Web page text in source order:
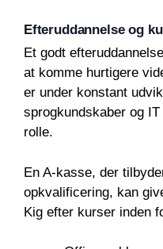
Efteruddannelse og
Et godt
at komme hurtigere
er under konstant
sprogkundskaber og
rolle.
En A-kasse, der
opkvalificering, kan
Kig efter kurser inden